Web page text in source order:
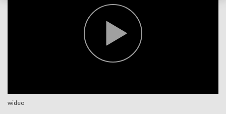
wideo